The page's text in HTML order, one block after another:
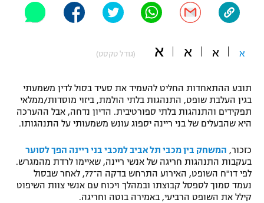
"מחצית בשכונה" – פודקאסט
משתתפים וזוכים בפרסים
תקנון משתתפים וזוכים בפרסים
תקנון עבור פעילות אלקטרה
תקנון עבור פעילות ספורט 1 – "מרלן"
טניס
תנאי שימוש
אופניים
ספורט מוטורי
פוטבול אמריקאי NFL
ספורט אתגרי ואקסטרים
אומנויות לחימה
א א א א (גודל טקסט)
תובע ההתאחדות החליט להעמיד את סעיד בסול לדין משמעתי
בגין העלבת שופט, התנהגות בלתי הולמת, ביזוי מוסדות/ממלאי
תפקידים והתנהגות בלתי ספורטיבית. הדיון נדחה, אבל ההערכה
היא שהבעלים של בני ריינה יספוג עונש משמעותי על התנהגותו.
כזכור, המשחק בין מכבי תל אביב למכבי בני ריינה הפך לסוער
בעקבות התנהגות חריגה של אנשי ריינה, שאיימו לרדת מהמגרש.
לפי דו"ח השופט, האירוע התרחש בדקה ה־77, לאחר שבסול
נעמד סמוך לספסל קבוצתו ובמהלך ויכוח עם אנשי צוות השיפוט
קילל את השופט הרביעי, באמירה בוטה וחריגה.